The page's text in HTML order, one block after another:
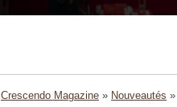
Crescendo Magazine » Nouveautés »